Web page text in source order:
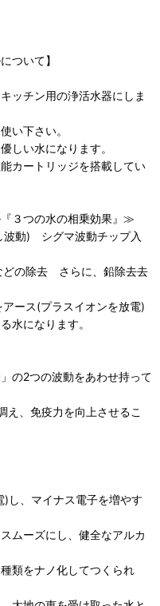
ついて】
ッチン用の浄活水器にしま
い下さい。
しい水になります。
カートリッジを搭載してい
３つの水の相乗効果』≫
波動) シグマ波動チップ入
の除去 さらに、鉛除去去
ス(プラスイオンを放電)
水になります。
の2つの波動をあわせ持って
え、免疫力を向上させるこ
し、マイナス電子を増やす
ムーズにし、健全なアルカ
類をナノ化してつくられ